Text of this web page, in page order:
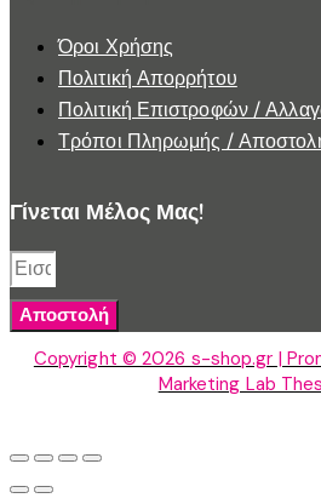
Όροι Χρήσης
Πολιτική Απορρήτου
Πολιτική Επιστροφών /
Τρόποι Πληρωμής /
Γίνεται Μέλος Μας!
Αποστολή
Copyright © 2026 s-shop.gr |
Marketing Lab